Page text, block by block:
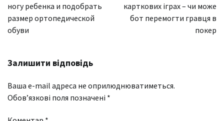
ногу ребенка и подобрать
размер ортопедической
обуви
карткових іграх – чи може
бот перемогти гравця в
покер
Залишити відповідь
Ваша e-mail адреса не оприлюднюватиметься.
Обов’язкові поля позначені *